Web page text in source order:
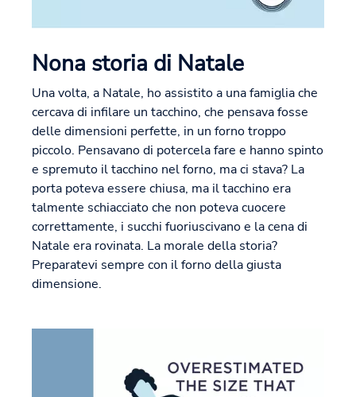
Nona storia di Natale
Una volta, a Natale, ho assistito a una famiglia che
cercava di infilare un tacchino, che pensava fosse
delle dimensioni perfette, in un forno troppo
piccolo. Pensavano di potercela fare e hanno spinto
e spremuto il tacchino nel forno, ma ci stava? La
porta poteva essere chiusa, ma il tacchino era
talmente schiacciato che non poteva cuocere
correttamente, i succhi fuoriuscivano e la cena di
Natale era rovinata. La morale della storia?
Preparatevi sempre con il forno della giusta
dimensione.